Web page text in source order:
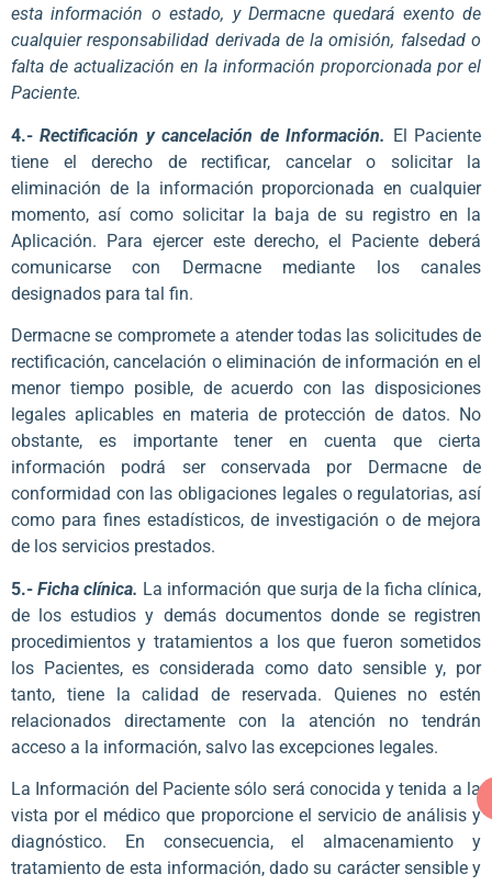
esta información o estado, y Dermacne quedará exento de
cualquier responsabilidad derivada de la omisión, falsedad o
falta de actualización en la información proporcionada por el
Paciente.
4.-Rectificación y cancelación de Información. El Paciente
tiene el derecho de rectificar, cancelar o solicitar la
eliminación de la información proporcionada en cualquier
momento, así como solicitar la baja de su registro en la
Aplicación. Para ejercer este derecho, el Paciente deberá
comunicarse con Dermacne mediante los canales
designados para tal fin.
Dermacne se compromete a atender todas las solicitudes de
rectificación, cancelación o eliminación de información en el
menor tiempo posible, de acuerdo con las disposiciones
legales aplicables en materia de protección de datos. No
obstante, es importante tener en cuenta que cierta
información podrá ser conservada por Dermacne de
conformidad con las obligaciones legales o regulatorias, así
como para fines estadísticos, de investigación o de mejora
de los servicios prestados.
5.-Ficha clínica. La información que surja de la ficha clínica,
de los estudios y demás documentos donde se registren
procedimientos y tratamientos a los que fueron sometidos
los Pacientes, es considerada como dato sensible y, por
tanto, tiene la calidad de reservada. Quienes no estén
relacionados directamente con la atención no tendrán
acceso a la información, salvo las excepciones legales.
La Información del Paciente sólo será conocida y tenida a la
vista por el médico que proporcione el servicio de análisis y
diagnóstico. En consecuencia, el almacenamiento y
tratamiento de esta información, dado su carácter sensible y